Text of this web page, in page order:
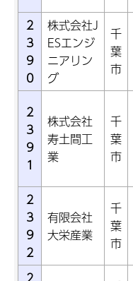
2
3
9
0
株式会社J
ESエンジ
ニアリン
グ
千
葉
市
2
3
9
1
株式会社
寿土間工
業
千
葉
市
2
3
9
2
有限会社
大栄産業
千
葉
市